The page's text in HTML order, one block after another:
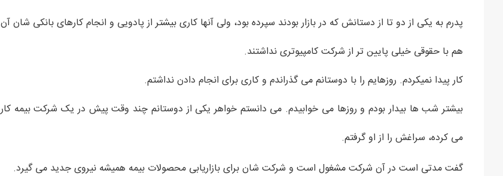
پدرم به یکی از دو تا از دستانش که در بازار بودند سپرده بود، ولی آنها کاری بیشتر از پادویی و انجام کارهای بانکی شان آن
هم با حقوقی خیلی پایین تر از شرکت کامپیوتری نداشتند.
کار پیدا نمیکردم. روزهایم را با دوستانم می گذراندم و کاری برای انجام دادن نداشتم.
بیشتر شب ها بیدار بودم و روزها می خوابیدم. می دانستم خواهر یکی از دوستانم چند وقت پیش در یک شرکت بیمه کار
می کرده، سراغش را از او گرفتم.
گفت مدتی است در آن شرکت مشغول است و شرکت شان برای بازاریابی محصولات بیمه همیشه نیروی جدید می گیرد.